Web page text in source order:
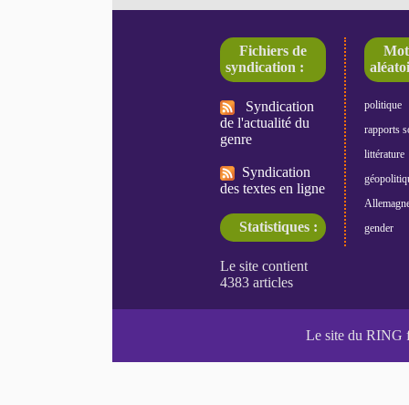
Fichiers de
syndication :
Syndication
de l'actualité du
genre
Syndication
des textes en ligne
Statistiques :
politique
rapports
littérature
gender
Le site du RING